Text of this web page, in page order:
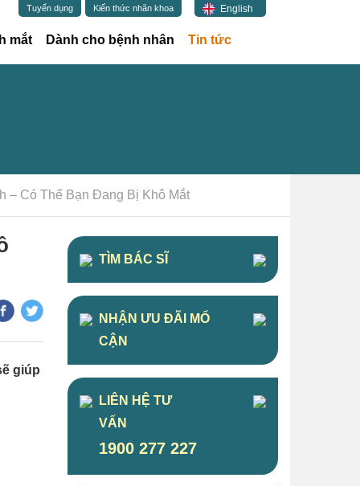
mắt Dành cho bệnh nhân Tin tức(current)
Tuyển dụng Kiến thức nhãn khoa English
– Có Thể Bạn Đang Bị Khô Mắt
giúp
TÌM BÁC SĨ
NHẬN ƯU ĐÃI MỔ
CẬN
LIÊN HỆ TƯ
VẤN
1900 277 227